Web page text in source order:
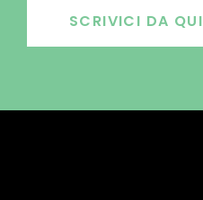
SCRIVICI DA QUI